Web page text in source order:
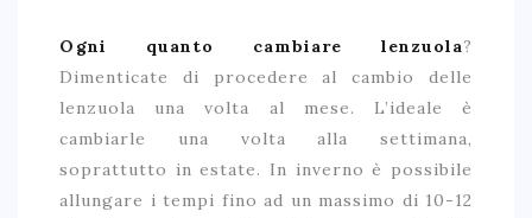
Ogni quanto cambiare lenzuola?
Dimenticate di procedere al cambio delle
lenzuola una volta al mese. L’ideale è
cambiarle una volta alla settimana,
soprattutto in estate. In inverno è possibile
allungare i tempi fino ad un massimo di 10-12